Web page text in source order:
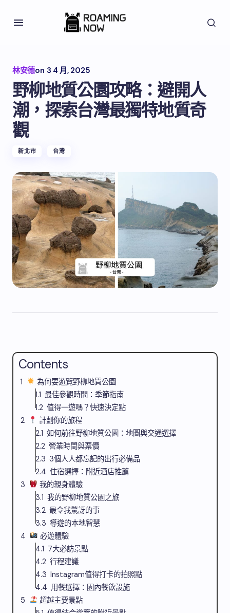
林安德on 3 4 月, 2025
野柳地質公園攻略：避開人
潮，探索台灣最獨特地質奇
觀
新北市 台灣
Contents
為何要遊覽野柳地質公園
最佳參觀時間：季節指南
值得一遊嗎？快速決定點
計劃你的旅程
如何前往野柳地質公園：地圖與交通選擇
營業時間與票價
3個人人都忘記的出行必備品
住宿選擇：附近酒店推薦
我的親身體驗
我的野柳地質公園之旅
最令我驚訝的事
導遊的本地智慧
必遊體驗
7大必訪景點
行程建議
Instagram值得打卡的拍照點
用餐選擇：園內餐飲設施
超越主要景點